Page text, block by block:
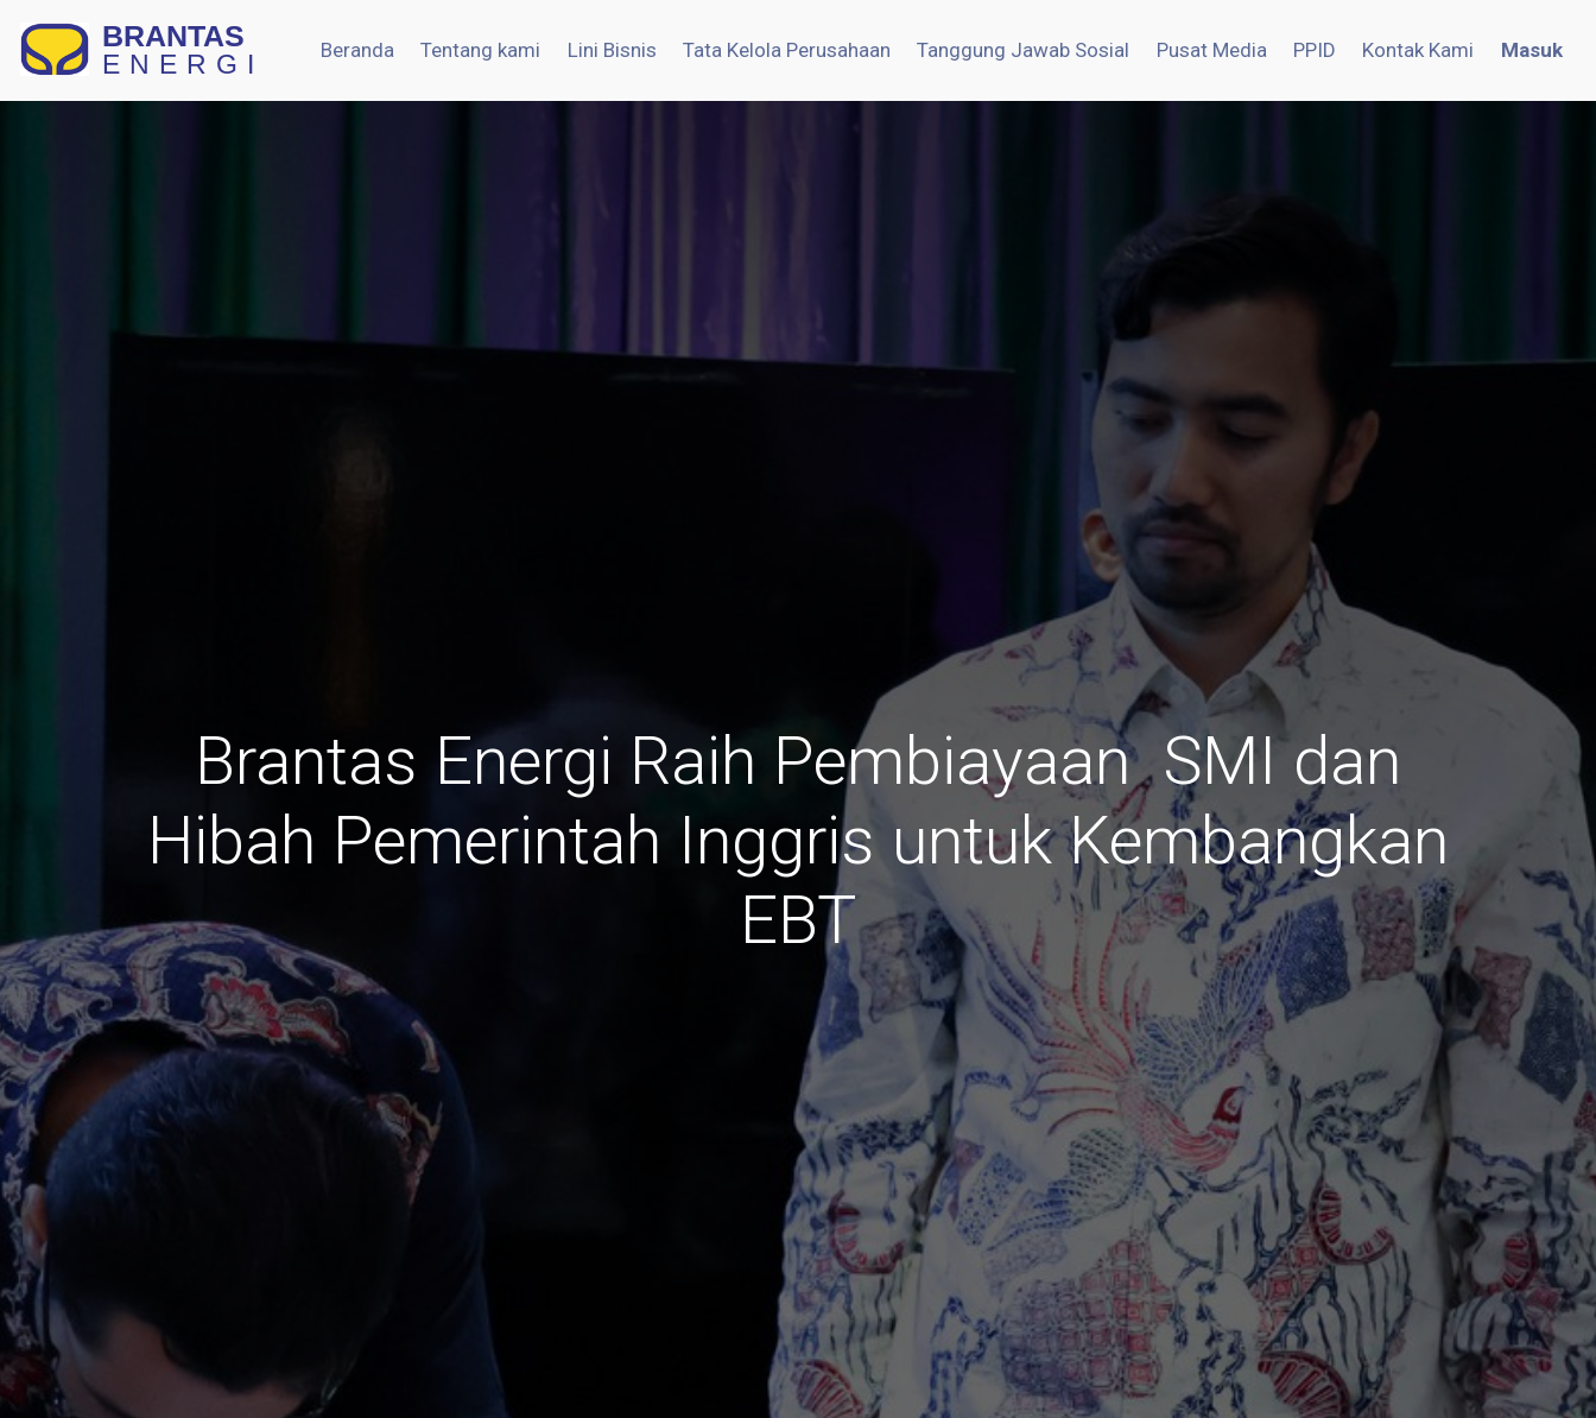
BRANTAS
ENERGI Beranda Tentang kami Lini Bisnis Tata Kelola Perusahaan Tanggung Jawab Sosial Pusat Media PPID Kontak Kami Masuk
Brantas Energi Raih Pembiayaan SMI dan
Hibah Pemerintah Inggris untuk Kembangkan
EBT